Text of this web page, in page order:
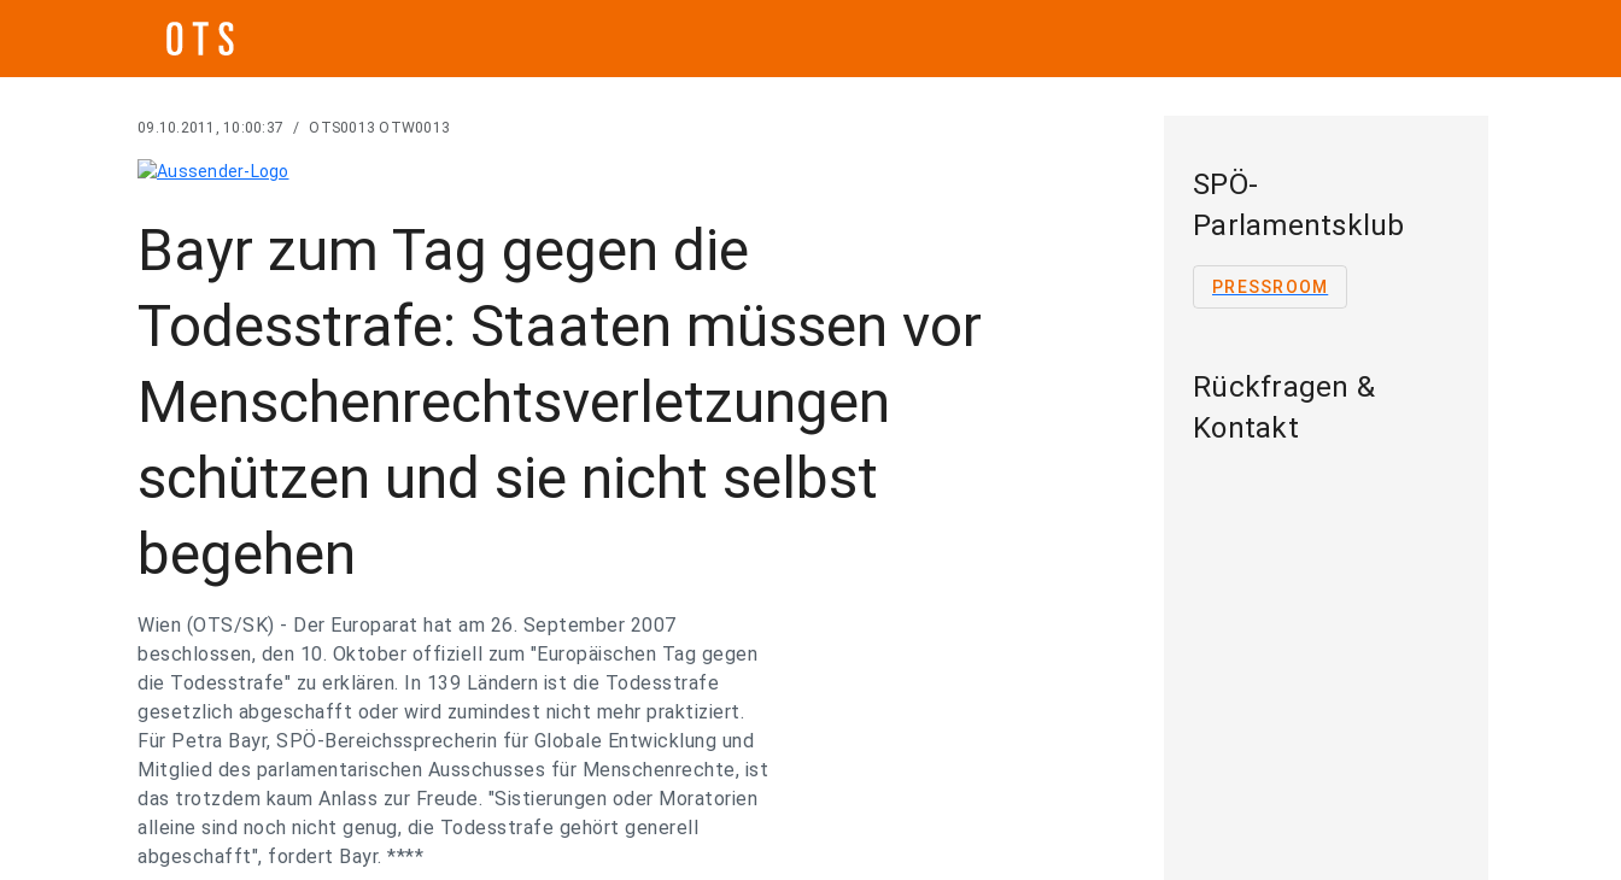
09.10.2011, 10:00:37 / OTS0013 OTW0013
Bayr zum Tag gegen die
Todesstrafe: Staaten müssen vor
Menschenrechtsverletzungen
schützen und sie nicht selbst
begehen
Wien (OTS/SK) - Der Europarat hat am 26. September 2007
beschlossen, den 10. Oktober offiziell zum "Europäischen Tag gegen
die Todesstrafe" zu erklären. In 139 Ländern ist die Todesstrafe
gesetzlich abgeschafft oder wird zumindest nicht mehr praktiziert.
Für Petra Bayr, SPÖ-Bereichssprecherin für Globale Entwicklung und
Mitglied des parlamentarischen Ausschusses für Menschenrechte, ist
das trotzdem kaum Anlass zur Freude. "Sistierungen oder Moratorien
alleine sind noch nicht genug, die Todesstrafe gehört generell
abgeschafft", fordert Bayr. ****
SPÖ-
Parlamentsklub
PRESSROOM
Rückfragen &
Kontakt